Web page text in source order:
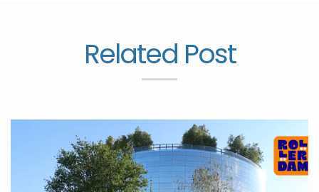
Related Post